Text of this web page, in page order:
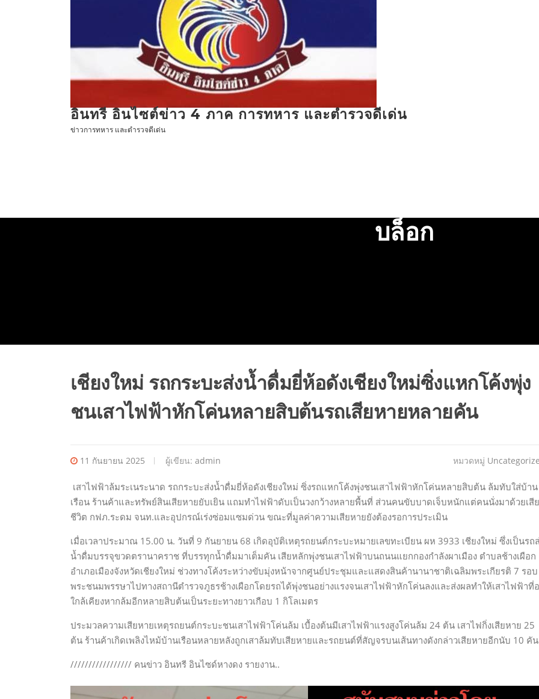
อินทรี อินไซต์ข่าว 4 ภาค การทหาร และตำรวจดีเด่น
ข่าวการทหาร และตำรวจดีเด่น
บล็อก
เชียงใหม่ รถกระบะส่งน้ำดื่มยี่ห้อดังเชียงใหม่ซิ่งแหกโค้งพุ่ง
ชนเสาไฟฟ้าหักโค่นหลายสิบต้นรถเสียหายหลายคัน
11 กันยายน 2025 ผู้เขียน: admin หมวดหมู่
เสาไฟฟ้าล้มระเนระนาด รถกระบะส่งน้ำดื่มยี่ห้อดังเชียงใหม่ ซิ่งรถแหกโค้งพุ่งชนเสาไฟฟ้าหักโค่นหลายสิบต้น ล้มทับใส่บ้าน
เรือน ร้านค้าและทรัพย์สินเสียหายยับเยิน แถมทำไฟฟ้าดับเป็นวงกว้างหลายพื้นที่ ส่วนคนขับบาดเจ็บหนักแต่คนนั่งมาด้วยเสีย
ชีวิต กฟภ.ระดม จนท.และอุปกรณ์เร่งซ่อมแซมด่วน ขณะที่มูลค่าความเสียหายยังต้องรอการประเมิน
เมื่อเวลาประมาณ 15.00 น. วันที่ 9 กันยายน 68 เกิดอุบัติเหตุรถยนต์กระบะหมายเลขทะเบียน ผห 3933 เชียงใหม่ ซึ่งเป็นรถ
น้ำดื่มบรรจุขวดตรานาคราช ที่บรรทุกน้ำดื่มมาเต็มคัน เสียหลักพุ่งชนเสาไฟฟ้าบนถนนแยกกองกำลังผาเมือง ตำบลช้างเผือก
อำเภอเมืองจังหวัดเชียงใหม่ ช่วงทางโค้งระหว่างขับมุ่งหน้าจากศูนย์ประชุมและแสดงสินค้านานาชาติเฉลิมพระเกียรติ 7 รอบ
พระชนมพรรษาไปทางสถานีตำรวจภูธรช้างเผือกโดยรถได้พุ่งชนอย่างแรงจนเสาไฟฟ้าหักโค่นลงและส่งผลทำให้เสาไฟฟ้าที่
ใกล้เคียงหากล้มอีกหลายสิบต้นเป็นระยะทางยาวเกือบ 1 กิโลเมตร
ประมวลความเสียหายเหตุรถยนต์กระบะชนเสาไฟฟ้าโค่นล้ม เบื้องต้นมีเสาไฟฟ้าแรงสูงโค่นล้ม 24 ต้น เสาไฟกิ่งเสียหาย 25
ต้น ร้านค้าเกิดเพลิงไหม้บ้านเรือนหลายหลังถูกเสาล้มทับเสียหายและรถยนต์ที่สัญจรบนเส้นทางดังกล่าวเสียหายอีกนับ 10 คัน
///////////////// คนข่าว อินทรี อินไซด์หางดง รายงาน..